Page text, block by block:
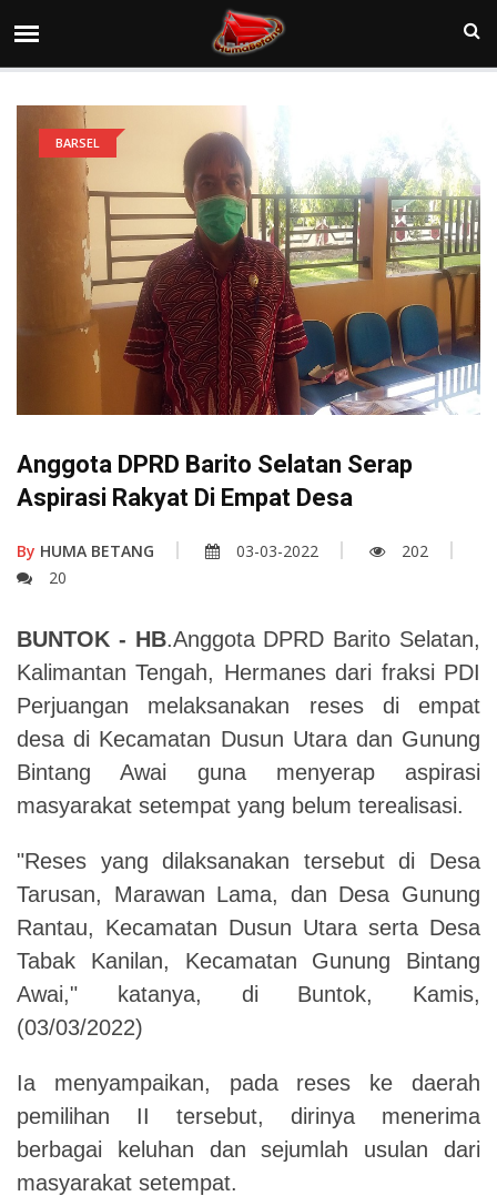
BARSEL
Anggota DPRD Barito Selatan Serap
Aspirasi Rakyat Di Empat Desa
By HUMA BETANG 03-03-2022
202
20
BUNTOK - HB.Anggota DPRD Barito Selatan,
Kalimantan Tengah, Hermanes dari fraksi PDI
Perjuangan melaksanakan reses di empat
desa di Kecamatan Dusun Utara dan Gunung
Bintang Awai guna menyerap aspirasi
masyarakat setempat yang belum terealisasi.
"Reses yang dilaksanakan tersebut di Desa
Tarusan, Marawan Lama, dan Desa Gunung
Rantau, Kecamatan Dusun Utara serta Desa
Tabak Kanilan, Kecamatan Gunung Bintang
Awai," katanya, di Buntok, Kamis,
(03/03/2022)
Ia menyampaikan, pada reses ke daerah
pemilihan II tersebut, dirinya menerima
berbagai keluhan dan sejumlah usulan dari
masyarakat setempat.